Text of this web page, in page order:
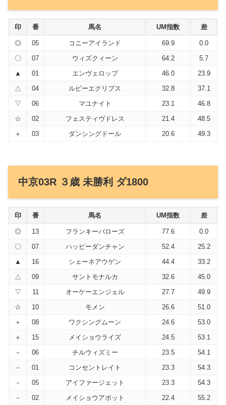
印 番 馬名 UM指数 差
◎ 05 コニーアイランド 69.9
0.0
〇
07 ウィズクィーン 64.2
5.7
▲
01 エンヴェロップ 46.0
23.9
△
04 ルビーエクリプス 32.8
37.1
▽
06 マユナイト 23.1
46.8
☆
02 フェスティヴドレス 21.4
48.5
＋
03 ダンシングドール 20.6 49.3
中京03R ３歳 未勝利 ダ1800
印 番 馬名 UM指数 差
◎ 13 フランキーバローズ 77.6
0.0
〇
07 ハッピーダンチャン 52.4
25.2
▲
16 シェーネアウゲン 44.4
33.2
△
09 サントモナルカ 32.6
45.0
▽
11 オーケーエンジェル 27.7
49.9
☆
10 モメン 26.6
51.0
＋
08 ワクシングムーン 24.6
53.0
＋
15 メイショウライズ 24.5
53.1
－
06 チルウィズミー 23.5
54.1
－
01 コンセントレイト 23.3
54.3
－
05 アイファージェット 23.3
54.3
－
02 メイショウアボット 22.4 55.2